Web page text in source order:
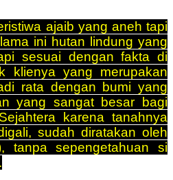
ajaib yang aneh tapi
ini hutan lindung yang
sesuai dengan fakta di
klienya yang merupakan
rata dengan bumi yang
yang sangat besar bagi
karena tanahnya
sudah diratakan oleh
tanpa sepengetahuan si